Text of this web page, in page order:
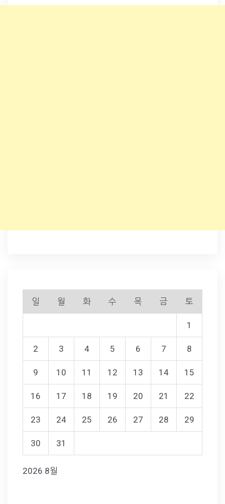
2026 8월
일 월 화 수 목 금 토
1
2 3 4 5 6 7 8
9 10 11 12 13 14 15
16 17 18 19 20 21 22
23 24 25 26 27 28 29
30 31